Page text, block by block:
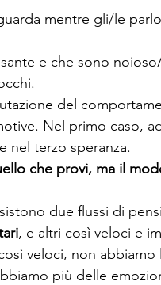
mentre gli/le
e che sono
del
Nel primo caso,
nel terzo speranza.
che provi, ma il
due flussi di
, e altri così veloci e
veloci, non abbiamo
più delle